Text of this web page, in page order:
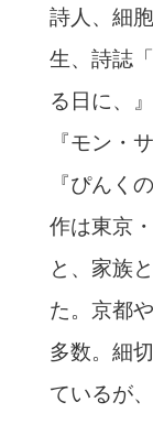
詩人、細
生、詩誌
る日に、
『モン・
『ぴんく
作は東京
と、家族
た。京都
多数。細
ているが